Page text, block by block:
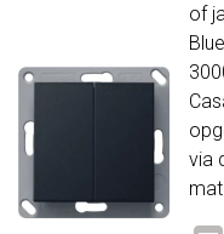
of
via
mat.